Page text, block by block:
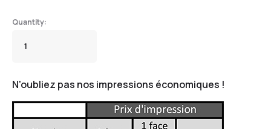
N'oubliez pas nos impressions économiques !